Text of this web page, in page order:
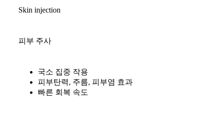
Skin injection
피부 주사
국소 집중 작용
피부탄력, 주름, 피부염 효과
빠른 회복 속도